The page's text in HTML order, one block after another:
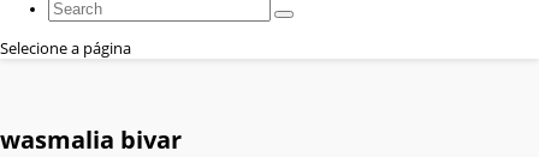
Selecione a página
wasmalia bivar